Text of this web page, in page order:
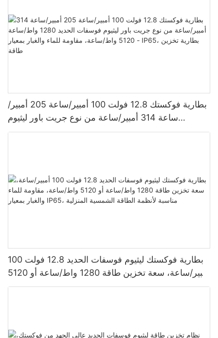
بطارية فوكستك 12.8 فولت 100 أمبير/ساعة 205 أمبير/
ساعة 314 أمبير/ساعة من نوع جريت باور ليثيوم
فوسفات الحديد 1280 واط/ساعة - 5120 واط/ساعة،
بطارية فوكستك ليثيوم فوسفات الحديد 12.8 فولت 100
أمبير/ساعة، سعة تخزين طاقة 1280 واط/ساعة أو 5120
واط/ساعة، مقاومة للماء والغبار بمعيار IP65، مناسبة